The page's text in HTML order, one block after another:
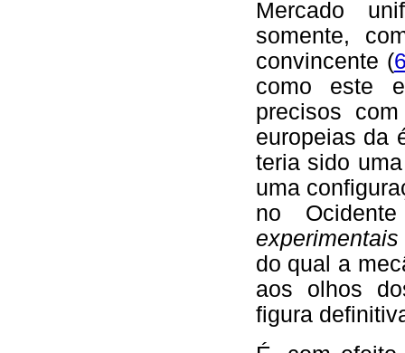
Mercado
somente,
convincente (
como este
precisos
europeias da
teria sido
uma
no
experimentais
do qual a
aos olhos
figura